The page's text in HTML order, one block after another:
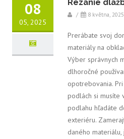
08
05, 2025
Rezanie
/ 8 května, 2025
Prerábate svoj
materiály na
Výber správnych
dlhoročné
opotrebovania.
podlách si musíte
podlahu hľadáte
exteriéru.
daného